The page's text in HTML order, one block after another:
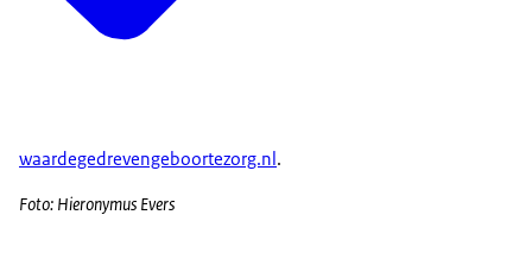
waardegedrevengeboortezorg.nl.
Foto: Hieronymus Evers